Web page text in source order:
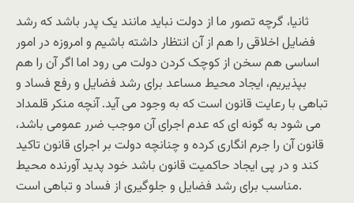
ثانيا، گرچه تصور ما از دولت نبايد مانند يک پدر باشد که رشد
فضايل اخلاقی را هم از آن انتظار داشته باشيم و امروزه در امور
اساسی هم سخن از کوچک کردن دولت می رود اما اگر آن را هم
بپذيريم، ايجاد محيط مساعد برای رشد فضايل و رفع فساد و
تباهی با رعايت قانون است که به وجود می آيد. آنچه منکر قلمداد
می شود به گونه ای که عدم اجرای آن موجب ضرر عمومی باشد،
قانون آن را جرم انگاری کرده و چنانچه دولت بر اجرای قانون تاکيد
کند و در پی ايجاد حاکميت قانون باشد خود پديد آورنده محيط
مناسب برای رشد فضايل و جلوگيری از فساد و تباهی است.